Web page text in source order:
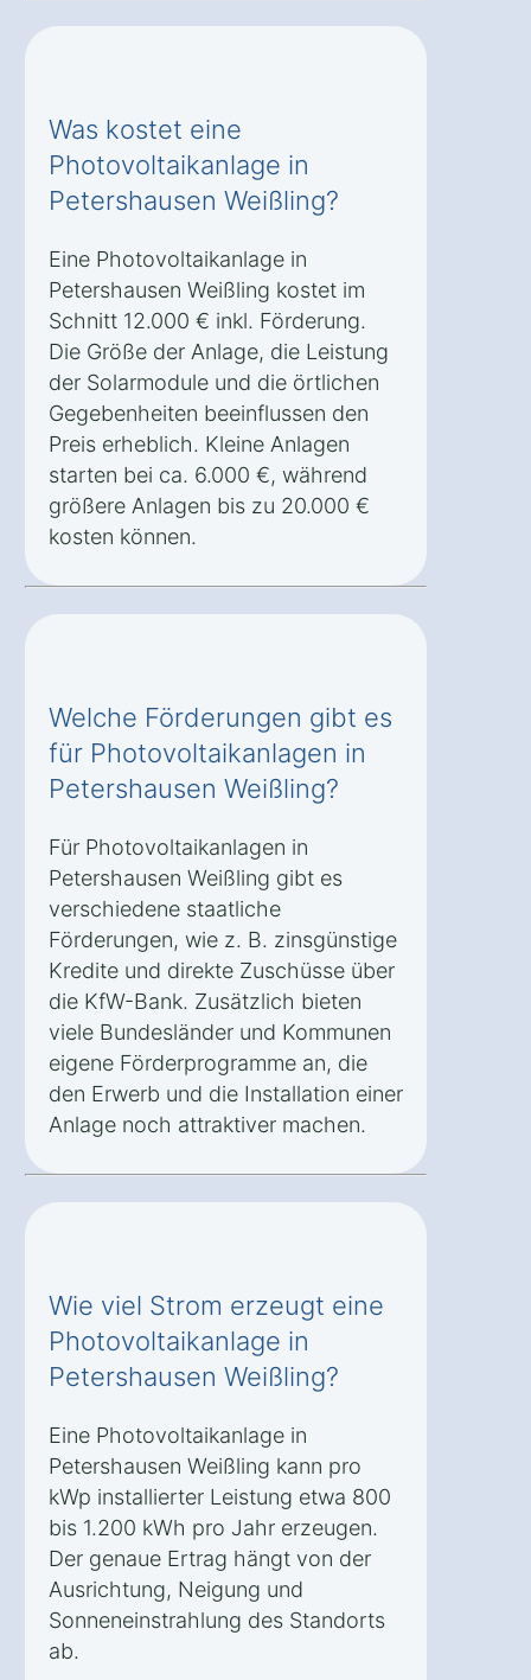
Was kostet eine
Photovoltaikanlage in
Petershausen Weißling?
Eine Photovoltaikanlage in
Petershausen Weißling kostet im
Schnitt 12.000 € inkl. Förderung.
Die Größe der Anlage, die Leistung
der Solarmodule und die örtlichen
Gegebenheiten beeinflussen den
Preis erheblich. Kleine Anlagen
starten bei ca. 6.000 €, während
größere Anlagen bis zu 20.000 €
kosten können.
Welche Förderungen gibt es
für Photovoltaikanlagen in
Petershausen Weißling?
Für Photovoltaikanlagen in
Petershausen Weißling gibt es
verschiedene staatliche
Förderungen, wie z. B. zinsgünstige
Kredite und direkte Zuschüsse über
die KfW-Bank. Zusätzlich bieten
viele Bundesländer und Kommunen
eigene Förderprogramme an, die
den Erwerb und die Installation einer
Anlage noch attraktiver machen.
Wie viel Strom erzeugt eine
Photovoltaikanlage in
Petershausen Weißling?
Eine Photovoltaikanlage in
Petershausen Weißling kann pro
kWp installierter Leistung etwa 800
bis 1.200 kWh pro Jahr erzeugen.
Der genaue Ertrag hängt von der
Ausrichtung, Neigung und
Sonneneinstrahlung des Standorts
ab.